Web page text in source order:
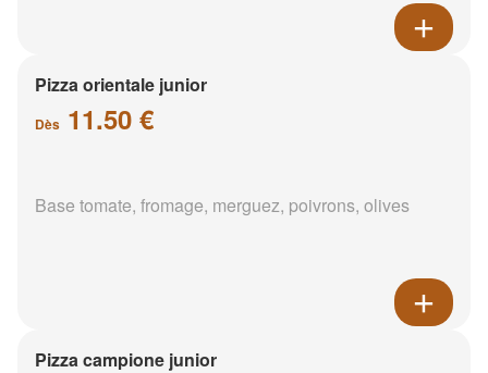
Pizza orientale junior
Dès 11.50 €
Base tomate, fromage, merguez, poivrons, olives
Pizza campione junior